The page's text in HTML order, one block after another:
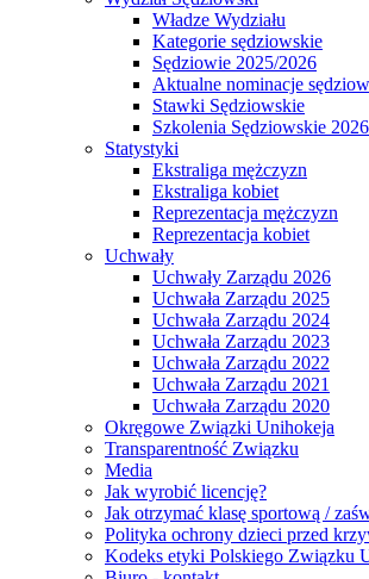
Władze Wydziału
Kategorie sędziowskie
Sędziowie 2025/2026
Aktualne nominacje
Stawki Sędziowskie
Szkolenia Sędziowskie
Statystyki
Ekstraliga mężczyzn
Ekstraliga kobiet
Reprezentacja mężczyzn
Reprezentacja kobiet
Uchwały
Uchwały Zarządu 2026
Uchwała Zarządu 2025
Uchwała Zarządu 2024
Uchwała Zarządu 2023
Uchwała Zarządu 2022
Uchwała Zarządu 2021
Uchwała Zarządu 2020
Okręgowe Związki Unihokeja
Transparentność Związku
Media
Jak wyrobić licencję?
Jak otrzymać klasę sportową /
Polityka ochrony dzieci przed
Kodeks etyki Polskiego Związku